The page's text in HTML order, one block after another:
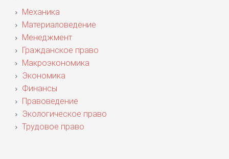
Механика
Материаловедение
Менеджмент
Гражданское право
Макроэкономика
Экономика
Финансы
Правоведение
Экологическое право
Трудовое право